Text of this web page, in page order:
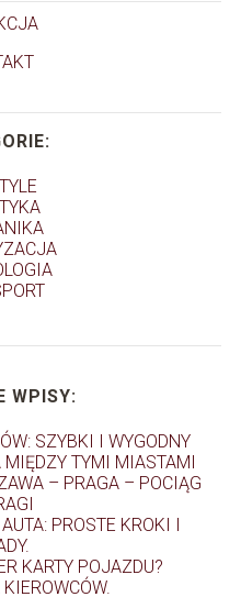
WPISY:
SZYBKI I WYGODNY
TYMI MIASTAMI
– PRAGA – POCIĄG
PROSTE KROKI I
KARTY POJAZDU?